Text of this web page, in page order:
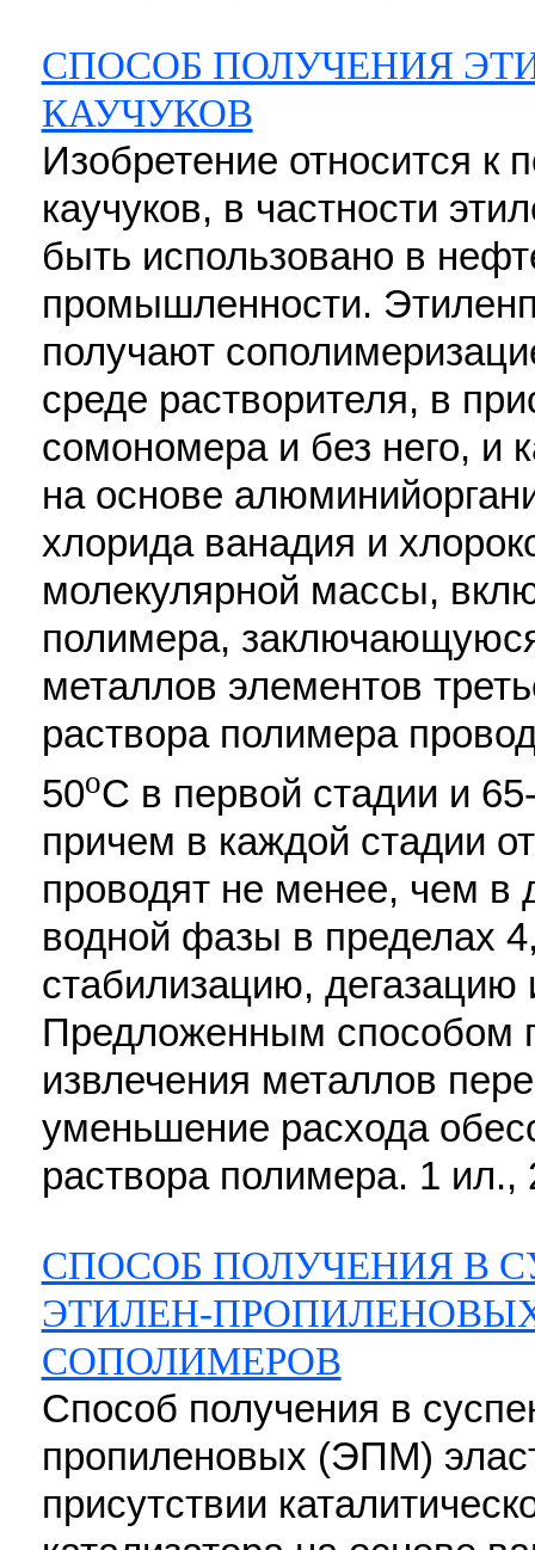
СПОСОБ ПОЛУЧЕНИЯ
КАУЧУКОВ
Изобретение относится к
каучуков, в частности
быть использовано в
промышленности.
получают
среде растворителя, в
сомономера и без него, и
на основе
хлорида ванадия и
молекулярной массы,
полимера,
металлов элементов
раствора полимера
50oС в первой стадии и
причем в каждой стадии
проводят не менее, чем в
водной фазы в пределах
стабилизацию, дегазацию
Предложенным способом
извлечения металлов
уменьшение расхода
раствора полимера. 1 ил.,
СПОСОБ ПОЛУЧЕНИЯ В
ЭТИЛЕН-
СОПОЛИМЕРОВ
Способ получения в
пропиленовых (ЭПМ)
присутствии